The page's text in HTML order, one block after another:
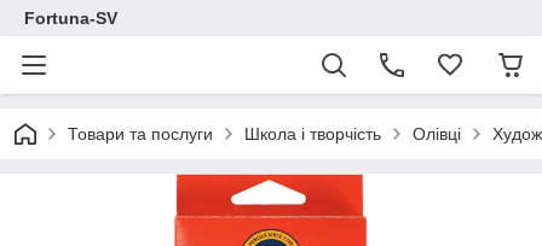
Fortuna-SV
Товари та послуги Школа і творчість Олівці